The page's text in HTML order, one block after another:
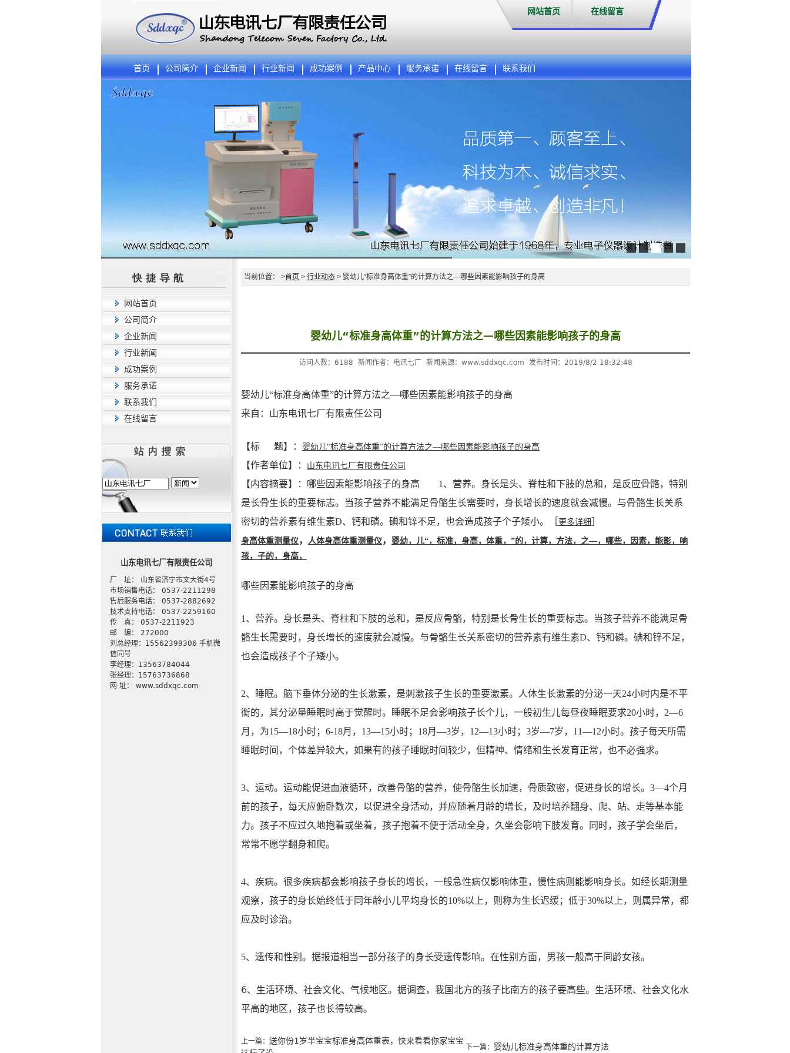
网站首页 在线留言
首页 公司简介 企业新闻 行业新闻 成功案例 产品中心 服务承诺 在线留言 联系我们
网站首页
公司简介
企业新闻
行业新闻
成功案例
服务承诺
联系我们
在线留言
山东电讯七厂有限责任公司
厂 址： 山东省济宁市文大街4号
市场销售电话： 0537-2211298
售后服务电话： 0537-2882692
技术支持电话： 0537-2259160
传 真： 0537-2211923
邮 编： 272000
刘总经理：15562399306 手机微
信同号
李经理：13563784044
张经理：15763736868
网 址： www.sddxqc.com
当前位置： >首页 > 行业动态 > 婴幼儿“标准身高体重”的计算方法之—哪些因素能影响孩子的身高
婴幼儿“标准身高体重”的计算方法之—哪些因素能影响孩子的身高
访问人数：6188 新闻作者：电讯七厂 新闻来源：www.sddxqc.com 发布时间：2019/8/2 18:32:48
婴幼儿“标准身高体重”的计算方法之—哪些因素能影响孩子的身高
来自：山东电讯七厂有限责任公司
【标 题】： 婴幼儿“标准身高体重”的计算方法之—哪些因素能影响孩子的身高
【作者单位】： 山东电讯七厂有限责任公司
【内容摘要】：哪些因素能影响孩子的身高 1、营养。身长是头、脊柱和下肢的总和，是反应骨骼，特别
是长骨生长的重要标志。当孩子营养不能满足骨骼生长需要时，身长增长的速度就会减慢。与骨骼生长关系
密切的营养素有维生素D、钙和磷。碘和锌不足，也会造成孩子个子矮小。［
更多详细
身高体重测量仪， 人体身高体重测量仪， 婴幼，儿“，标准，身高，体重，”的，计算，方法，之—，哪些，因素，能影，响
孩，子的，身高，
哪些因素能影响孩子的身高
1、营养。身长是头、脊柱和下肢的总和，是反应骨骼，特别是长骨生长的重要标志。当孩子营养不能满足骨
骼生长需要时，身长增长的速度就会减慢。与骨骼生长关系密切的营养素有维生素D、钙和磷。碘和锌不足，
也会造成孩子个子矮小。
2、睡眠。脑下垂体分泌的生长激素，是刺激孩子生长的重要激素。人体生长激素的分泌一天24小时内是不平
衡的，其分泌量睡眠时高于觉醒时。睡眠不足会影响孩子长个儿，一般初生儿每昼夜睡眠要求20小时，2—6
月，为15—18小时；6-18月，13—15小时；18月—3岁，12—13小时；3岁—7岁，11—12小时。孩子每天所需
睡眠时间，个体差异较大，如果有的孩子睡眠时间较少，但精神、情绪和生长发育正常，也不必强求。
3、运动。运动能促进血液循环，改善骨骼的营养，使骨骼生长加速，骨质致密，促进身长的增长。3—4个月
前的孩子，每天应俯卧数次，以促进全身活动，并应随着月龄的增长，及时培养翻身、爬、站、走等基本能
力。孩子不应过久地抱着或坐着，孩子抱着不便于活动全身，久坐会影响下肢发育。同时，孩子学会坐后，
常常不愿学翻身和爬。
4、疾病。很多疾病都会影响孩子身长的增长，一般急性病仅影响体重，慢性病则能影响身长。如经长期测量
观察，孩子的身长始终低于同年龄小儿平均身长的10%以上，则称为生长迟缓；低于30%以上，则属异常，都
应及时诊治。
5、遗传和性别。据报道相当一部分孩子的身长受遗传影响。在性别方面，男孩一般高于同龄女孩。
6、生活环境、社会文化、气候地区。据调查，我国北方的孩子比南方的孩子要高些。生活环境、社会文化水
平高的地区，孩子也长得较高。
上一篇： 送你份1岁半宝宝标准身高体重表，快来看看你家宝宝
下一篇： 婴幼儿标准身高体重的计算方法